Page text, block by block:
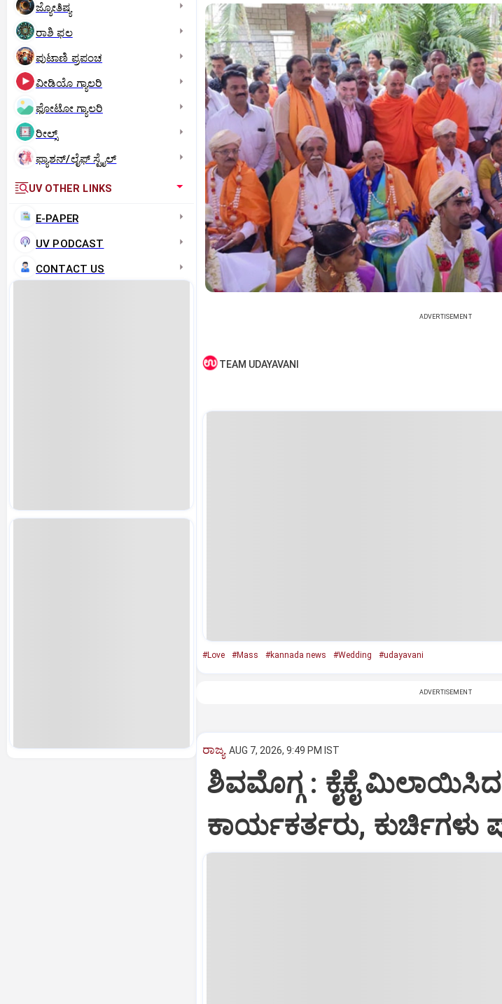
ಜ್ಯೋತಿಷ್ಯ
ರಾಶಿ ಫಲ
ಪುಟಾಣಿ ಪ್ರಪಂಚ
ವೀಡಿಯೊ ಗ್ಯಾಲರಿ
ಫೋಟೋ ಗ್ಯಾಲರಿ
ರೀಲ್ಸ್
ಫ್ಯಾಶನ್/ಲೈಫ್‌ ಸ್ಟೈಲ್
UV OTHER LINKS
E-PAPER
UV PODCAST
CONTACT US
ADVERTISEMENT
TEAM UDAYAVANI
#Love #Mass #kannada news #Wedding #udayavani
ADVERTISEMENT
ರಾಜ್ಯ AUG 7, 2026, 9:49 PM IST
ಶಿವಮೊಗ್ಗ : ಕೈಕೈ
ಕಾರ್ಯಕರ್ತರು, ಕುರ್ಚಿಗಳು